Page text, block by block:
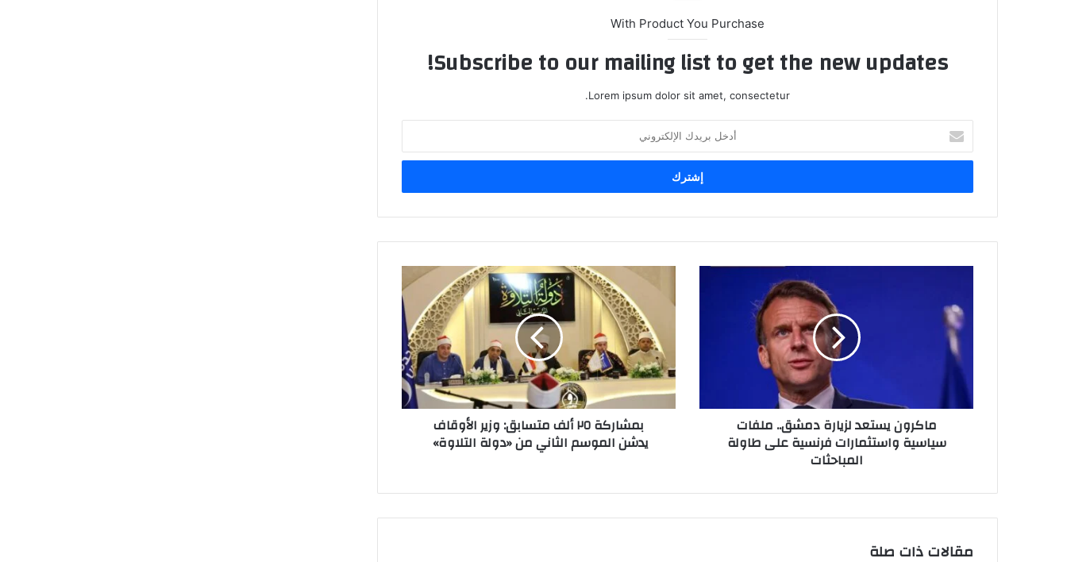
With Product You Purchase
Subscribe to our mailing list to get the new updates!
Lorem ipsum dolor sit amet, consectetur.
بريدك
الإلكتروني
ماكرون يستعد لزيارة دمشق.. ملفات
سياسية واستثمارات فرنسية على طاولة
المباحثات
بمشاركة ٢٥ ألف متسابق: وزير الأوقاف
يدشن الموسم الثاني من «دولة التلاوة»
مقالات ذات صلة